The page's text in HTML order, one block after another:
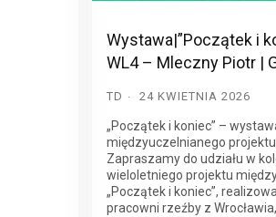
Wystawa|”Początek i
WL4 – Mleczny Piotr |
TD 24 KWIETNIA 2026
„Początek i koniec” –
międzyuczelnianego
Zapraszamy do udziału w
wieloletniego projektu
„Początek i koniec”,
pracowni rzeźby z Wrocławia,